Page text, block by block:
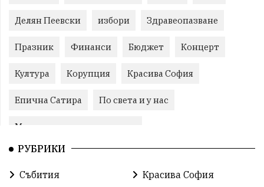
Делян Пеевски избори Здравеопазване
Празник Финанси Бюджет Концерт
Култура Корупция Красива София
Епична Сатира По света и у нас
Международни отношения
конституционен съд
българската общност Исторически парк
РУБРИКИ
Събития
Красива София